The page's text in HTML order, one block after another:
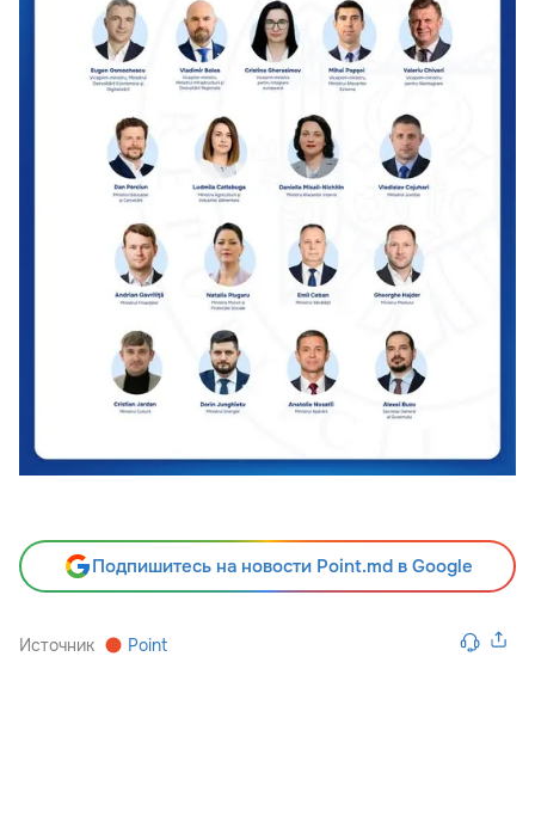
Подпишитесь на новости Point.md в Google
Источник Point